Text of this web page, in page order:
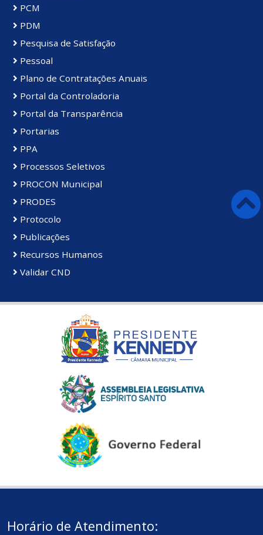
PCM
PDM
Pesquisa de Satisfação
Pessoal
Plano de Contratações Anuais
Portal da Controladoria
Portal da Transparência
Portarias
PPA
Processos Seletivos
PROCON Municipal
PRODES
Protocolo
Publicações
Recursos Humanos
Validar CND
Horário de Atendimento: